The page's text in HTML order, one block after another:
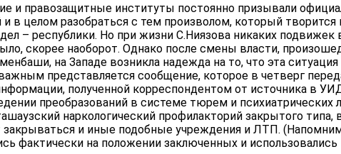
и правозащитные институты постоянно призывали
и в целом разобраться с тем произволом, который
– республики. Но при жизни С.Ниязова никаких
скорее наоборот. Однако после смены власти,
на Западе возникла надежда на то, что эта
представляется сообщение, которое в четверг
полученной корреспондентом от источника в
преобразований в системе тюрем и психиатрических
наркологический профилакторий закрытого типа,
и иные подобные учреждения и ЛТП.
фактически на положении заключенных и использовались